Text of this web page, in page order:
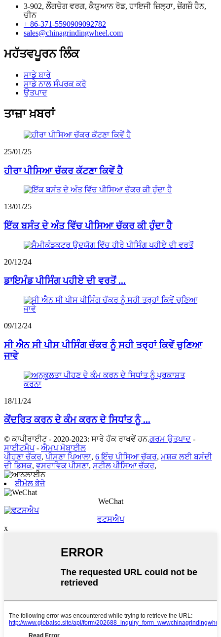
3-902, ਲੌਂਗਚੇਗ ਵਰਗ, ਕੈਯੁਆਨ ਰੋਡ, ਹਾਇਜੀ ਜ਼ਿਲ੍ਹਾ, ਜ਼ੇਂਗਜ਼ੌ ਹੈਨ,
ਚੀਨ
+ 86-371-5590909092782
sales@chinagrindingwheel.com
ਮਹੱਤਵਪੂਰਨ ਲਿੰਕ
ਸਾਡੇ ਬਾਰੇ
ਸਾਡੇ ਨਾਲ ਸੰਪਰਕ ਕਰੋ
ਉਤਪਾਦ
ਤਾਜ਼ਾ ਖ਼ਬਰਾਂ
25/01/25
ਹੀਰਾ ਪੀਸਿਆ ਚੱਕਰ ਕੱਟਣਾ ਕਿਵੇਂ ਹੈ
13/01/25
ਇੱਕ ਬਸੰਤ ਦੇ ਅੰਤ ਵਿੱਚ ਪੀਸਿਆ ਚੱਕਰ ਕੀ ਹੁੰਦਾ ਹੈ
20/12/24
ਡਾਇਮੰਡ ਪੀਸਿੰਗ ਪਹੀਏ ਦੀ ਵਰਤੋਂ ...
09/12/24
ਸੀ ਐਨ ਸੀ ਪੀਸ ਪੀਸਿੰਗ ਚੱਕਰ ਨੂੰ ਸਹੀ ਤਰ੍ਹਾਂ ਕਿਵੇਂ ਚੁਣਿਆ
ਜਾਵੇ
18/11/24
ਕੇਂਦਰਿਤ ਕਰਨ ਦੇ ਕੰਮ ਕਰਨ ਦੇ ਸਿਧਾਂਤ ਨੂੰ ...
© ਕਾਪੀਰਾਈਟ - 2020-2023: ਸਾਰੇ ਹੱਕ ਰਾਖਵੇਂ ਹਨ.ਗਰਮ ਉਤਪਾਦ -
ਸਾਈਟਮੈਪ- ਐਮਪ ਮੋਬਾਈਲ
ਪੀਹਣਾ ਚੱਕਰ,ਪੀਸਣਾ ਪਿਆਲਾ, 6 ਇੰਚ ਪੀਸਿਆ ਚੱਕਰ, ਮਸ਼ਕ ਲਈ ਬਸੰਦੀ
ਦੀ ਡਿਸਕ, ਵਸਰਾਵਿਕ ਪੀਸਣਾ, ਸਟੀਲ ਪੀਸਿਆ ਚੱਕਰ,
ਈਮੇਲ ਭੇਜੋ
WeChat
ਵਟਸਐਪ
x